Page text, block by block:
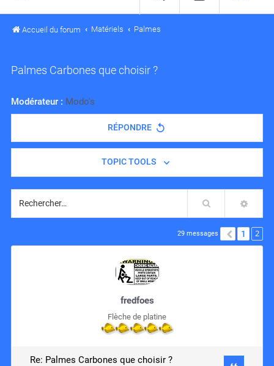
Accueil du forum Matériels Palmes
Palmes Carbones que choisir ?
Modérateur : Modo's
RÉPONDRE
TOPIC TOOLS
Rechercher
29 messages 1 2
fredfoes
Flèche de platine
Re: Palmes Carbones que choisir ?